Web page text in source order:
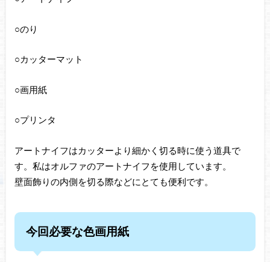
○のり
○カッターマット
○画用紙
○プリンタ
アートナイフはカッターより細かく切る時に使う道具で
す。私はオルファのアートナイフを使用しています。
壁面飾りの内側を切る際などにとても便利です。
今回必要な色画用紙